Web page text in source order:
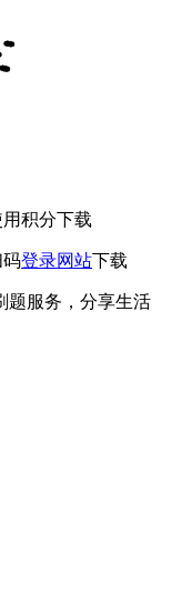
积分下载
码登录网站下载
题服务，分享生活